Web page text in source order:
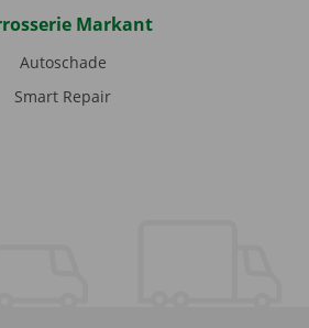
Markant
Autoschade
Smart Repair